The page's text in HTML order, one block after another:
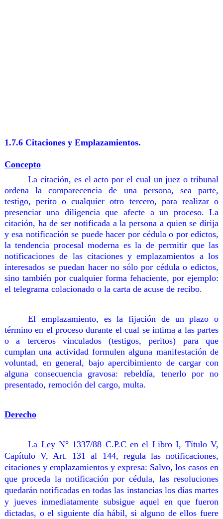
1.7.6 Citaciones y Emplazamientos.
Concepto
La citación, es el acto por el cual un juez o tribunal
ordena la comparecencia de una persona, sea parte,
testigo, perito o cualquier otro tercero, para realizar o
presenciar una diligencia que afecte a un proceso. La
citación, ha de ser notificada a la persona a quien se dirija
y esa notificación se puede hacer por cédula o por edictos,
la tendencia procesal moderna es la de permitir que las
notificaciones de las citaciones y emplazamientos a los
interesados se puedan hacer no sólo por cédula o edictos,
sino también por cualquier forma fehaciente, por ejemplo:
el telegrama colacionado o la carta de acuse de recibo.
El emplazamiento, es la fijación de un plazo o
término en el proceso durante el cual se intima a las partes
o a terceros vinculados (testigos, peritos) para que
cumplan una actividad formulen alguna manifestación de
voluntad, en general, bajo apercibimiento de cargar con
alguna consecuencia gravosa: rebeldía, tenerlo por no
presentado, remoción del cargo, multa.
Derecho
La Ley N° 1337/88 C.P.C en el Libro I, Título V,
Capítulo V, Art. 131 al 144, regula las notificaciones,
citaciones y emplazamientos y expresa: Salvo, los casos en
que proceda la notificación por cédula, las resoluciones
quedarán notificadas en todas las instancias los días martes
y jueves inmediatamente subsigue aquel en que fueron
dictadas, o el siguiente día hábil, si alguno de ellos fuere